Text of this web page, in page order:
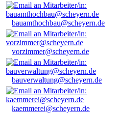
bauamthochbau@scheyern.de
vorzimmer@scheyern.de
bauverwaltung@scheyern.de
kaemmerei@scheyern.de